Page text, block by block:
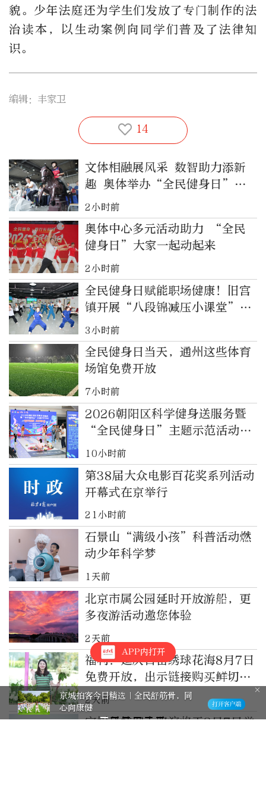
貌。少年法庭还为学生们发放了专门制作的法
治读本，以生动案例向同学们普及了法律知
识。
编辑：丰家卫
14
文体相融展风采 数智助力添新
趣 奥体举办“全民健身日”主
题活动
2小时前
奥体中心多元活动助力 “全民
健身日”大家一起动起来
2小时前
全民健身日赋能职场健康！旧宫
镇开展“八段锦减压小课堂”公
益志愿服务活动
3小时前
全民健身日当天，通州这些体育
场馆免费开放
7小时前
2026朝阳区科学健身送服务暨
“全民健身日”主题示范活动举
行
10小时前
第38届大众电影百花奖系列活动
开幕式在京举行
21小时前
石景山“满级小孩”科普活动燃
动少年科学梦
1天前
北京市属公园延时开放游船，更
多夜游活动邀您体验
2天前
福利！延庆百亩绣球花海8月7日
免费开放，出示链接购买鲜切花
打八折
2天前
宇树科技网上路演将于8月7日举
APP内打开
京城拍客今日精选｜全民舒筋骨，同
心向康健